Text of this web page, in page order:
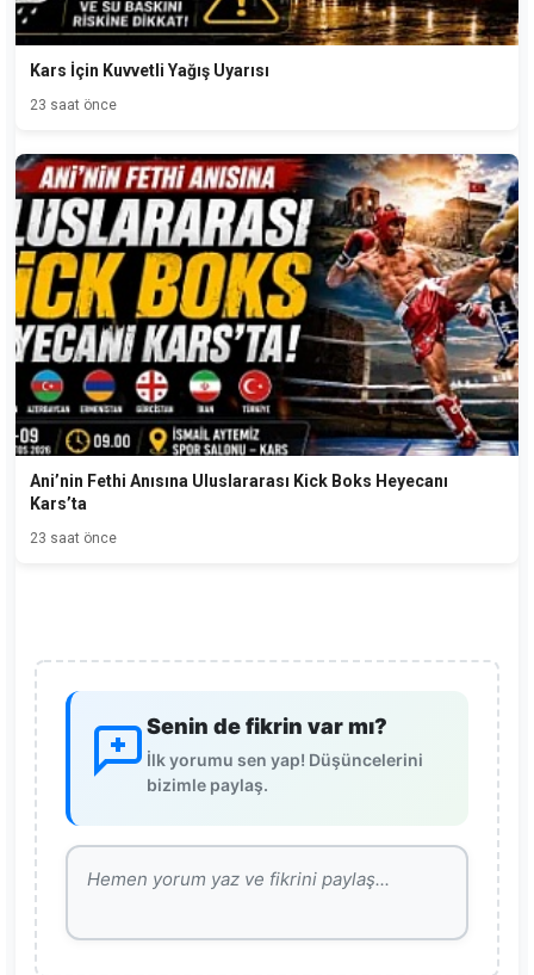
Kars İçin Kuvvetli Yağış Uyarısı
23 saat önce
Ani’nin Fethi Anısına Uluslararası Kick Boks Heyecanı
Kars’ta
23 saat önce
Senin de fikrin var mı?
İlk yorumu sen yap! Düşüncelerini
bizimle paylaş.